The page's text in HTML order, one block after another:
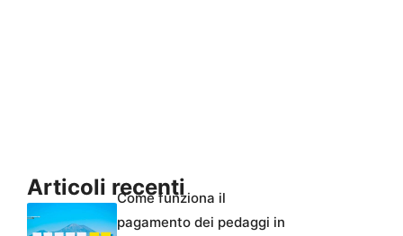
Articoli recenti
Come funziona il
pagamento dei pedaggi in